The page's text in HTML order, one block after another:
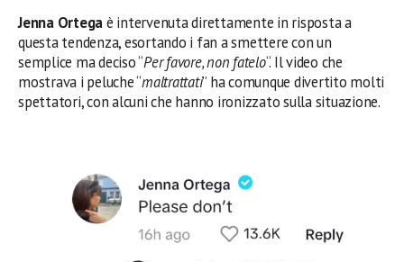
Jenna Ortegaè intervenuta direttamente in risposta a
questa tendenza, esortando i fan a smettere con un
semplice ma deciso “Per favore, non fatelo“. Il video che
mostrava i peluche “maltrattati” ha comunque divertito molti
spettatori, con alcuni che hanno ironizzato sulla situazione.